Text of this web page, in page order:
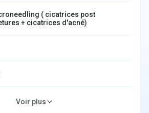
( cicatrices post
+ cicatrices d'acné)
Voir plus